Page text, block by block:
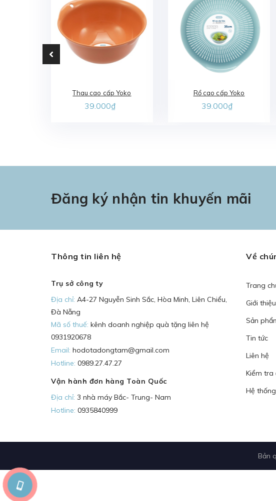
Thau cao cấp Yoko
39.000₫
Rổ cao cấp Yoko
39.000₫
Đăng ký nhận tin khuyến mãi
Thông tin liên hệ
Trụ sở công ty
Địa chỉ: A4-27 Nguyễn Sinh Sắc, Hòa Minh, Liên Chiểu,
Đà Nẵng
Mã số thuế: kênh doanh nghiệp quà tặng liên hệ
0931920678
Email: hodotadongtam@gmail.com
Hotline: 0989.27.47.27
Vận hành đơn hàng Toàn Quốc
Địa chỉ: 3 nhà máy Bắc- Trung- Nam
Hotline: 0935840999
Về
Trang
Giới thiệu
Sản
Tin tức
Liên hệ
Kiểm tra
Hệ
Bản